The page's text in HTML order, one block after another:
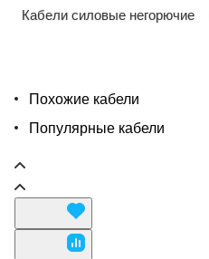
Кабели силовые негорючие
Похожие кабели
Популярные кабели